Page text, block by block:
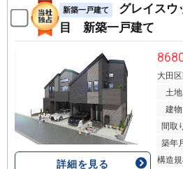
新築一戸建て
グレイスウ
目 新築一戸建て
詳細を見る
大田
土地
建物
間取
築年
構造